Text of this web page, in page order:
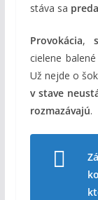
stáva sa
Provokácia,
cielene
Už nejde o
v stave
rozmazávajú.